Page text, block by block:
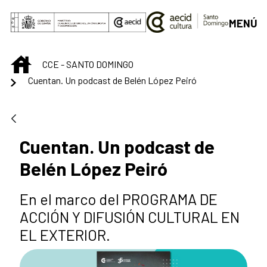
Saltar al contenido principal
MENÚ
INICIOCCE - SANTO DOMINGO
Cuentan. Un podcast de Belén López Peiró
Cuentan. Un podcast de
Belén López Peiró
En el marco del PROGRAMA DE
ACCIÓN Y DIFUSIÓN CULTURAL EN
EL EXTERIOR.